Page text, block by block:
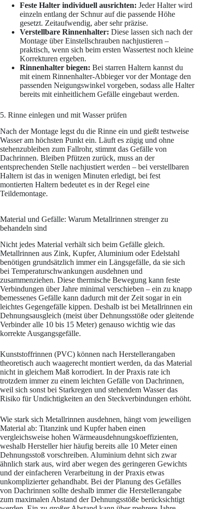
Feste Halter individuell ausrichten: Jeder Halter wird
einzeln entlang der Schnur auf die passende Höhe
gesetzt. Zeitaufwendig, aber sehr präzise.
Verstellbare Rinnenhalter: Diese lassen sich nach der
Montage über Einstellschrauben nachjustieren –
praktisch, wenn sich beim ersten Wassertest noch kleine
Korrekturen ergeben.
Rinnenhalter biegen: Bei starren Haltern kannst du
mit einem Rinnenhalter-Abbieger vor der Montage den
passenden Neigungswinkel vorgeben, sodass alle Halter
bereits mit einheitlichem Gefälle eingebaut werden.
5. Rinne einlegen und mit Wasser prüfen
Nach der Montage legst du die Rinne ein und gießt testweise
Wasser am höchsten Punkt ein. Läuft es zügig und ohne
stehenzubleiben zum Fallrohr, stimmt das Gefälle von
Dachrinnen. Bleiben Pfützen zurück, muss an der
entsprechenden Stelle nachjustiert werden – bei verstellbaren
Haltern ist das in wenigen Minuten erledigt, bei fest
montierten Haltern bedeutet es in der Regel eine
Teildemontage.
Material und Gefälle: Warum Metallrinnen strenger zu
behandeln sind
Nicht jedes Material verhält sich beim Gefälle gleich.
Metallrinnen aus Zink, Kupfer, Aluminium oder Edelstahl
benötigen grundsätzlich immer ein Längsgefälle, da sie sich
bei Temperaturschwankungen ausdehnen und
zusammenziehen. Diese thermische Bewegung kann feste
Verbindungen über Jahre minimal verschieben – ein zu knapp
bemessenes Gefälle kann dadurch mit der Zeit sogar in ein
leichtes Gegengefälle kippen. Deshalb ist bei Metallrinnen ein
Dehnungsausgleich (meist über Dehnungsstöße oder gleitende
Verbinder alle 10 bis 15 Meter) genauso wichtig wie das
korrekte Ausgangsgefälle.
Kunststoffrinnen (PVC) können nach Herstellerangaben
theoretisch auch waagerecht montiert werden, da das Material
nicht in gleichem Maß korrodiert. In der Praxis rate ich
trotzdem immer zu einem leichten Gefälle von Dachrinnen,
weil sich sonst bei Starkregen und stehendem Wasser das
Risiko für Undichtigkeiten an den Steckverbindungen erhöht.
Wie stark sich Metallrinnen ausdehnen, hängt vom jeweiligen
Material ab: Titanzink und Kupfer haben einen
vergleichsweise hohen Wärmeausdehnungskoeffizienten,
weshalb Hersteller hier häufig bereits alle 10 Meter einen
Dehnungsstoß vorschreiben. Aluminium dehnt sich zwar
ähnlich stark aus, wird aber wegen des geringeren Gewichts
und der einfacheren Verarbeitung in der Praxis etwas
unkomplizierter gehandhabt. Bei der Planung des Gefälles
von Dachrinnen sollte deshalb immer die Herstellerangabe
zum maximalen Abstand der Dehnungsstöße berücksichtigt